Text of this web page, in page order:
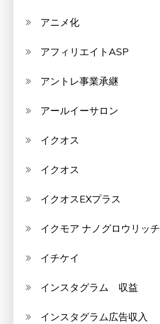
アニメ化
アフィリエイトASP
アントレ事業承継
アールイーサロン
イクオス
イクオス
イクオスEXプラス
イクモア ナノグロウリッチ
イチケイ
インスタグラム 収益
インスタグラム広告収入